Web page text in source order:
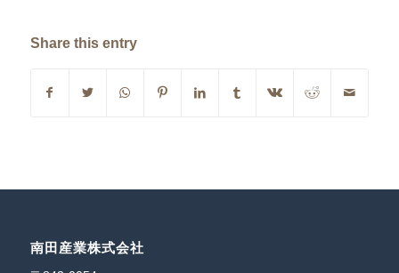
Share this entry
南田産業株式会社